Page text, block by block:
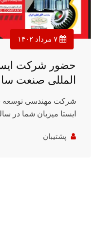
حضور شرکت
المللی صنعت
شرکت مهندسی توسعه
ایستا میزبان شما در سالن ۴۱
پشتیبان